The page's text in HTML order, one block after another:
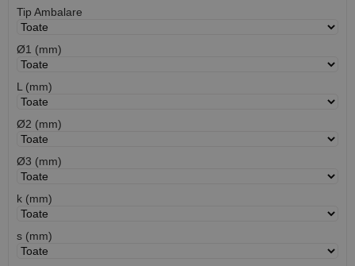
Tip Ambalare
Ø1 (mm)
L (mm)
Ø2 (mm)
Ø3 (mm)
k (mm)
s (mm)